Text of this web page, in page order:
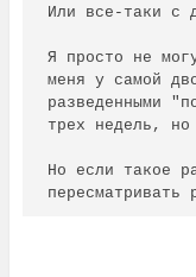
Или все-таки с
Я просто не
меня у самой
разведенными
трех недель,
Но если такое